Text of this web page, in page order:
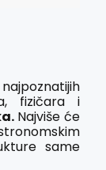
fizičara i
Najviše će
same